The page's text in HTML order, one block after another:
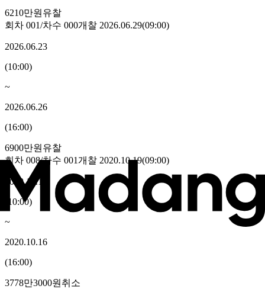
6210만원 유찰
회차 001/차수 000개찰 2026.06.29(09:00)
2026.06.23
(10:00)
~
2026.06.26
(16:00)
6900만원 유찰
회차 008/차수 001개찰 2020.10.19(09:00)
2020.10.12
10:00)
~
2020.10.16
(16:00)
3778만3000원 취소